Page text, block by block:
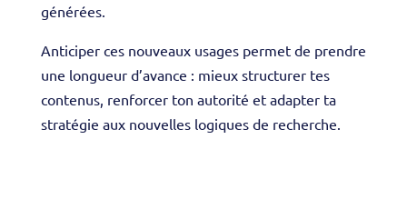
générées.
Anticiper ces nouveaux usages permet de prendre
une longueur d’avance : mieux structurer tes
contenus, renforcer ton autorité et adapter ta
stratégie aux nouvelles logiques de recherche.